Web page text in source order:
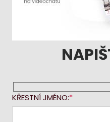
KŘESTNÍ JMÉNO: